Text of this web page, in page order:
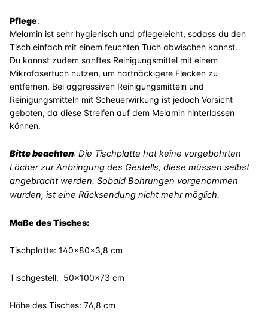
Pflege:
Melamin ist sehr hygienisch und pflegeleicht, sodass du den
Tisch einfach mit einem feuchten Tuch abwischen kannst.
Du kannst zudem sanftes Reinigungsmittel mit einem
Mikrofasertuch nutzen, um hartnäckigere Flecken zu
entfernen. Bei aggressiven Reinigungsmitteln und
Reinigungsmitteln mit Scheuerwirkung ist jedoch Vorsicht
geboten, da diese Streifen auf dem Melamin hinterlassen
können.
Bitte beachten: Die Tischplatte hat keine vorgebohrten
Löcher zur Anbringung des Gestells, diese müssen selbst
angebracht werden. Sobald Bohrungen vorgenommen
wurden, ist eine Rücksendung nicht mehr möglich.
Maße des Tisches:
Tischplatte: 140x80x3,8 cm
Tischgestell: 50x100x73 cm
Höhe des Tisches: 76,8 cm